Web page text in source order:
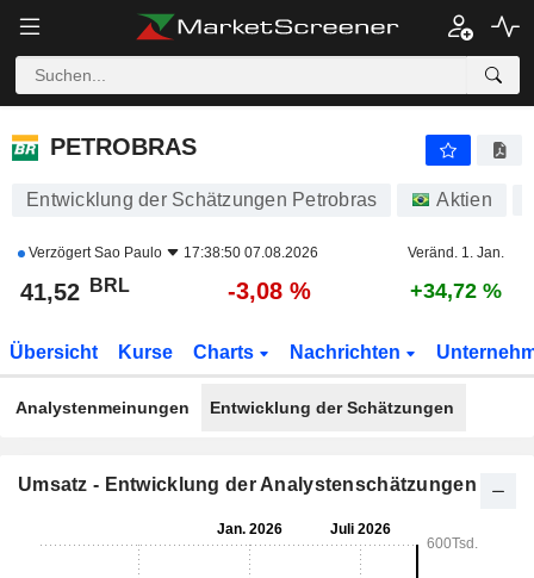
PETROBRAS
PETROBRAS
Entwicklung der Schätzungen Petrobras Aktien
VerzögertSao Paulo 17:38:50 07.08.2026 Veränd. 1. Jan.
41,52 BRL -3,08 % +34,72 %
Übersicht Kurse Charts Nachrichten
Analystenmeinungen Entwicklung der Schätzungen
Umsatz - Entwicklung der Analystenschätzungen